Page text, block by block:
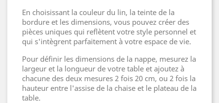
En choisissant la couleur du lin, la teinte de la
bordure et les dimensions, vous pouvez créer des
pièces uniques qui reflètent votre style personnel et
qui s'intègrent parfaitement à votre espace de vie.
Pour définir les dimensions de la nappe, mesurez la
largeur et la longueur de votre table et ajoutez à
chacune des deux mesures 2 fois 20 cm, ou 2 fois la
hauteur entre l'assise de la chaise et le plateau de la
table.